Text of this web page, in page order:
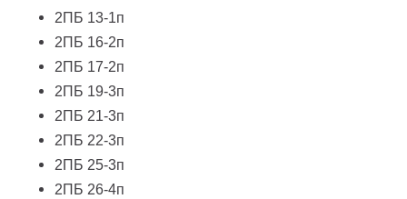
2ПБ 13-1п
2ПБ 16-2п
2ПБ 17-2п
2ПБ 19-3п
2ПБ 21-3п
2ПБ 22-3п
2ПБ 25-3п
2ПБ 26-4п